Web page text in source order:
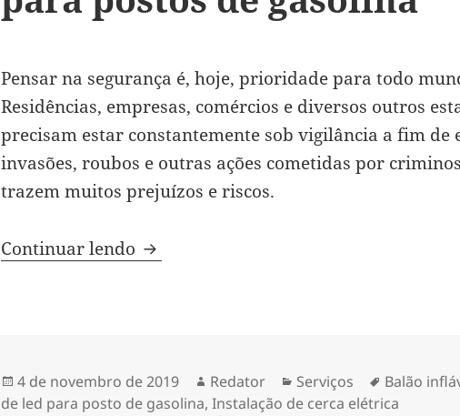
Pensar na segurança é, hoje, prioridade para todo
Residências, empresas, comércios e diversos outros
precisam estar constantemente sob vigilância a fim de
invasões, roubos e outras ações cometidas por
trazem muitos prejuízos e riscos.
Continuar lendo Itens de segurança importantes para
Publicado
em
4 de novembro de 2019 Autor
Redator Categorias
Serviços Tags
Balão
de led para posto de gasolina,Instalação de cerca elétrica